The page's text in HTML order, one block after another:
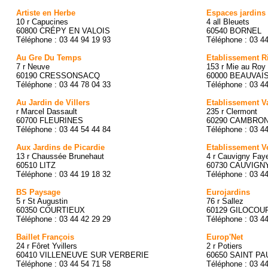
Artiste en Herbe
10 r Capucines
60800 CRÉPY EN VALOIS
Téléphone : 03 44 94 19 93
Au Gre Du Temps
7 r Neuve
60190 CRESSONSACQ
Téléphone : 03 44 78 04 33
Au Jardin de Villers
r Marcel Dassault
60700 FLEURINES
Téléphone : 03 44 54 44 84
Aux Jardins de Picardie
13 r Chaussée Brunehaut
60510 LITZ
Téléphone : 03 44 19 18 32
BS Paysage
5 r St Augustin
60350 COURTIEUX
Téléphone : 03 44 42 29 29
Baillet François
24 r Fôret Yvillers
60410 VILLENEUVE SUR VERBERIE
Téléphone : 03 44 54 71 58
Espaces jardins
4 all Bleuets
60540 BORNEL
Téléphone : 03
Etablissement
153 r Mie au Roy
60000
Téléphone : 03
Etablissement
235 r Clermont
60290
Téléphone : 03
Etablissement
4 r Cauvigny
60730
Téléphone : 03
Eurojardins
76 r Sallez
60129
Téléphone : 03
Europ'Net
2 r Potiers
60650 SAINT
Téléphone : 03